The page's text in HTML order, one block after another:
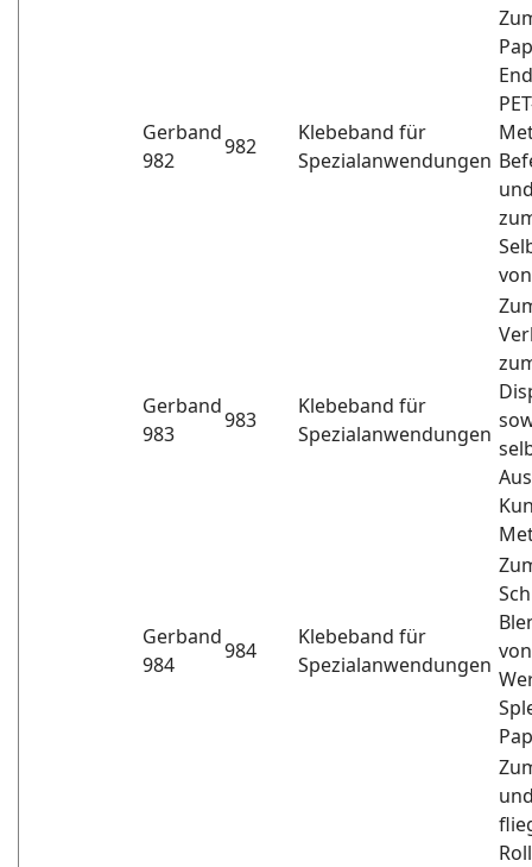
Gerband
982
982
Klebeband für
Spezialanwendungen
Gerband
983
983
Klebeband für
Spezialanwendungen
Gerband
984
984
Klebeband für
Spezialanwendungen